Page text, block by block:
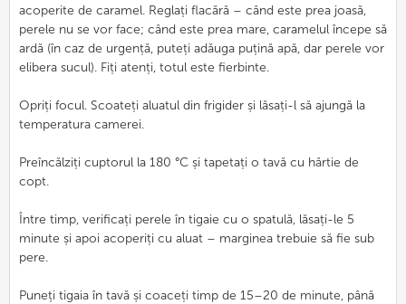
acoperite de caramel. Reglați flacără – când este prea joasă,
perele nu se vor face; când este prea mare, caramelul începe să
ardă (în caz de urgență, puteți adăuga puțină apă, dar perele vor
elibera sucul). Fiți atenți, totul este fierbinte.
Opriți focul. Scoateți aluatul din frigider și lăsați-l să ajungă la
temperatura camerei.
Preîncălziți cuptorul la 180 °C și tapetați o tavă cu hârtie de
copt.
Între timp, verificați perele în tigaie cu o spatulă, lăsați-le 5
minute și apoi acoperiți cu aluat – marginea trebuie să fie sub
pere.
Puneți tigaia în tavă și coaceți timp de 15–20 de minute, până